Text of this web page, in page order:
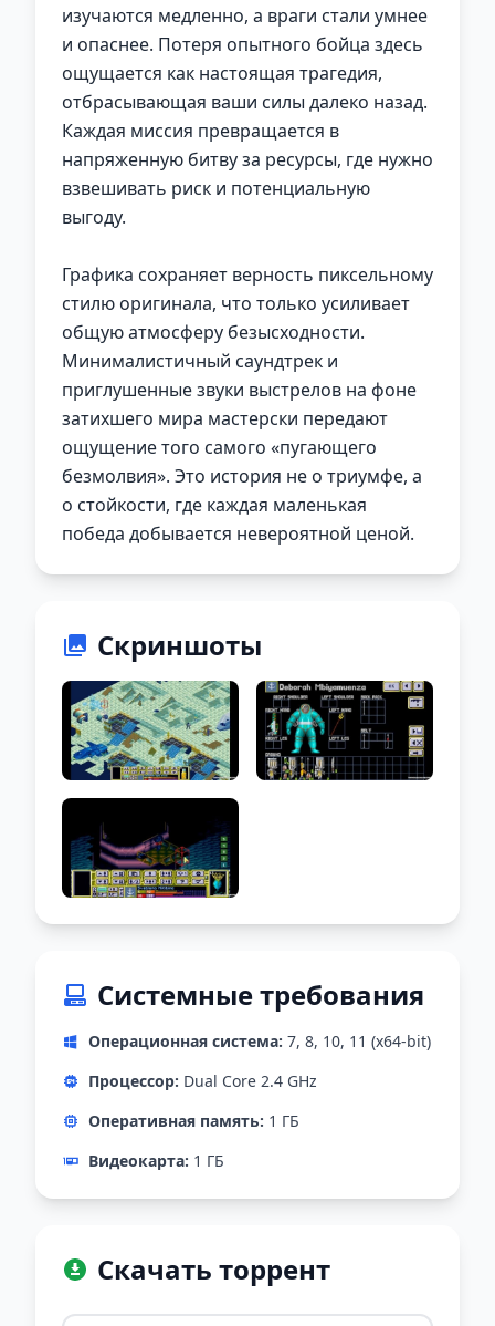
изучаются медленно, а враги стали умнее
и опаснее. Потеря опытного бойца здесь
ощущается как настоящая трагедия,
отбрасывающая ваши силы далеко назад.
Каждая миссия превращается в
напряженную битву за ресурсы, где нужно
взвешивать риск и потенциальную
выгоду.
Графика сохраняет верность пиксельному
стилю оригинала, что только усиливает
общую атмосферу безысходности.
Минималистичный саундтрек и
приглушенные звуки выстрелов на фоне
затихшего мира мастерски передают
ощущение того самого «пугающего
безмолвия». Это история не о триумфе, а
о стойкости, где каждая маленькая
победа добывается невероятной ценой.
Скриншоты
Системные требования
Операционная система: 7, 8, 10, 11 (x64-bit)
Процессор: Dual Core 2.4 GHz
Оперативная память: 1 ГБ
Видеокарта: 1 ГБ
Скачать торрент